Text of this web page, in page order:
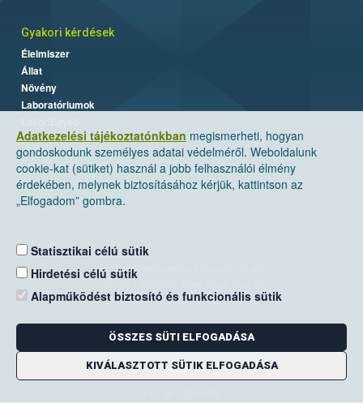
Adatkezelési tájékoztatónkban megismerheti, hogyan
gondoskodunk személyes adatai védelméről. Weboldalunk
cookie-kat (sütiket) használ a jobb felhasználói élmény
érdekében, melynek biztosításához kérjük, kattintson az
„Elfogadom” gombra.
Statisztikai célú sütik
Hirdetési célú sütik
Alapműködést biztosító és funkcionális sütik
ÖSSZES SÜTI ELFOGADÁSA
KIVÁLASZTOTT SÜTIK ELFOGADÁSA
Gyakori kérdések
Élelmiszer
Állat
Növény
Laboratóriumok
Nemzeti Élelmiszerlánc-biztonsági Hivatal
Levelezési cím: 1525 Budapest. Pf. 30.
E-mail:ugyfelszolgalat@nebih.gov.hu
Zöld szám: 06-80/263-244
Telefon: 06-1/ 336-9000